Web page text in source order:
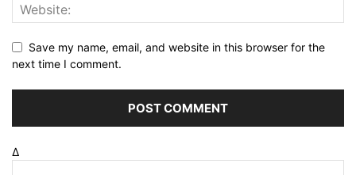
Save my name, email, and website in this browser for the
next time I comment.
Δ